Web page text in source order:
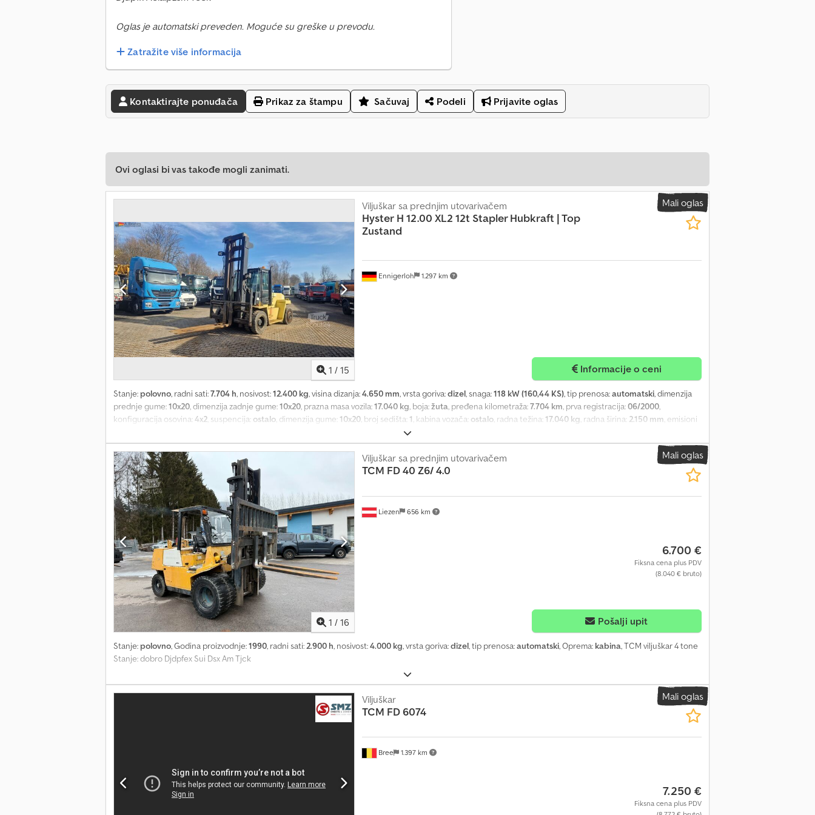
Oglas je automatski preveden. Moguće su greške u prevodu.
Zatražite više informacija
Kontaktirajte ponuđača Prikaz za štampu Sačuvaj Podeli Prijavite oglas
Ovi oglasi bi vas takođe mogli zanimati.
Mali oglas
1 / 15
Ennigerloh 1.297 km
Viljuškar sa prednjim utovarivačem
Hyster H 12.00 XL2 12t Stapler Hubkraft | Top
Zustand
Informacije o ceni
Stanje: polovno, radni sati:7.704 h, nosivost:12.400 kg, visina dizanja:4.650 mm, vrsta goriva:dizel, snaga:118 kW (160,44 KS), tip prenosa:automatski, dimenzija
prednje gume:10x20, dimenzija zadnje gume:10x20, prazna masa vozila:17.040 kg, boja:žuta, pređena kilometraža:7.704 km, prva registracija:06/2000,
konfiguracija osovina:4x2, suspencija: ostalo, dimenzija gume:10x20, broj sedišta:1, kabina vozača: ostalo, radna težina:17.040 kg, radna širina: 2.150 mm, emisioni
kabina, kompresovani vazdušni kočioni sistem, zaštitni poklopac glave
engleski / nemački - Bachar Ibrahim / arapski / engleski / nemački - Usluga registracije, HU/SP/UVV, prevoz do luke 4-stepeni, automatski menjač, dizel, osnovna
boja: žuta, pogon na prednje točkove Dodatna oprema Pneumatska kočnica, spreman za vožnju, kabina, zaštitni krov, servo volan, video Tip nadogradnje: Hyster
H12.00 XL2 nosivost 12t, širina traga 2150 mm, visina podizanja 4650 mm, vrhunsko stanje Dcjdpfx Aji A Eayem Tek Greške su moguće.
Mali oglas
1 / 16
Liezen 656 km
Viljuškar sa prednjim utovarivačem
TCM FD 40 Z6/ 4.0
6.700 €
Fiksna cena plus PDV
(8.040 € bruto)
Pošalji upit
Stanje: polovno, Godina proizvodnje:1990, radni sati:2.900 h, nosivost:4.000 kg, vrsta goriva:dizel, tip prenosa:automatski, Oprema: kabina, TCM viljuškar 4 tone
Stanje: dobro Djdpfex Sui Dsx Am Tjck
Mali oglas
Bree 1.397 km
Viljuškar
TCM FD 6074
7.250 €
Fiksna cena plus PDV